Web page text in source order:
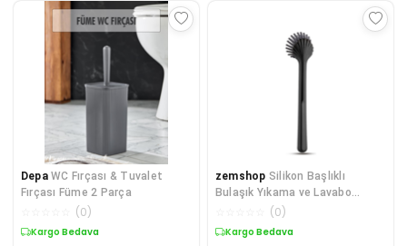
Depa WC Fırçası & Tuvalet
Fırçası Füme 2 Parça
(0)
Kargo Bedava
zemshop Silikon Başlıklı
Bulaşık Yıkama ve Lavabo
Temizleme Mutfak Tezgah
(0)
Kargo Bedava